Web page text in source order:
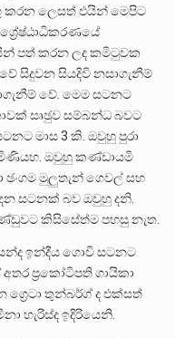
ලෙසත් එයින් මෙපිට
පත් කරන ලද කමිටුවක
සිදුවන සියදිවි නසාගැනීම්
වේ. මෙම සටනට
සෘඡුව සම්බන්ධ බවට
මාස 3 කි. ඔවුහු පුරා
ඔවුහු කණ්ඩායමි
මුලුතැන් ගෙවල් සහ
සටනක් බව ඔවුහු දනි.
කිසිසේත්ම පහසු නැත.
ඉන්දීය ගොවි සටනට
ප්‍රකෝටිපති ගායිකා
ග්‍රෙටා තුන්බර්ග් ද එක්සත්
හැරිස්ද ඉදිරියෙනි.